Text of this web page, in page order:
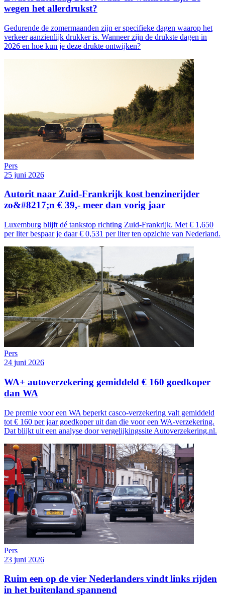
wegen het allerdrukst?
Gedurende de zomermaanden zijn er specifieke dagen waarop het
verkeer aanzienlijk drukker is. Wanneer zijn de drukste dagen in
2026 en hoe kun je deze drukte ontwijken?
Pers
25 juni 2026
Autorit naar Zuid-Frankrijk kost benzinerijder
zo&#8217;n € 39,- meer dan vorig jaar
Luxemburg blijft dé tankstop richting Zuid-Frankrijk. Met € 1,650
per liter bespaar je daar € 0,531 per liter ten opzichte van Nederland.
Pers
24 juni 2026
WA+ autoverzekering gemiddeld € 160 goedkoper
dan WA
De premie voor een WA beperkt casco-verzekering valt gemiddeld
tot € 160 per jaar goedkoper uit dan die voor een WA-verzekering.
Dat blijkt uit een analyse door vergelijkingssite Autoverzekering.nl.
Pers
23 juni 2026
Ruim een op de vier Nederlanders vindt links rijden
in het buitenland spannend